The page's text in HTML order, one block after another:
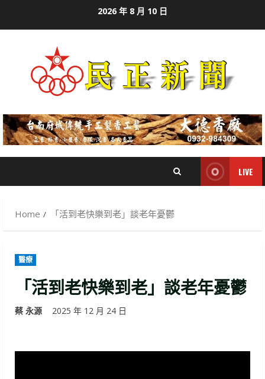
2026 年 8 月 10 日
LIVE
Home 「活到老快樂到老」談老年憂鬱
醫療
「活到老快樂到老」談老年憂鬱
蔡 永源 2025 年 12 月 24 日